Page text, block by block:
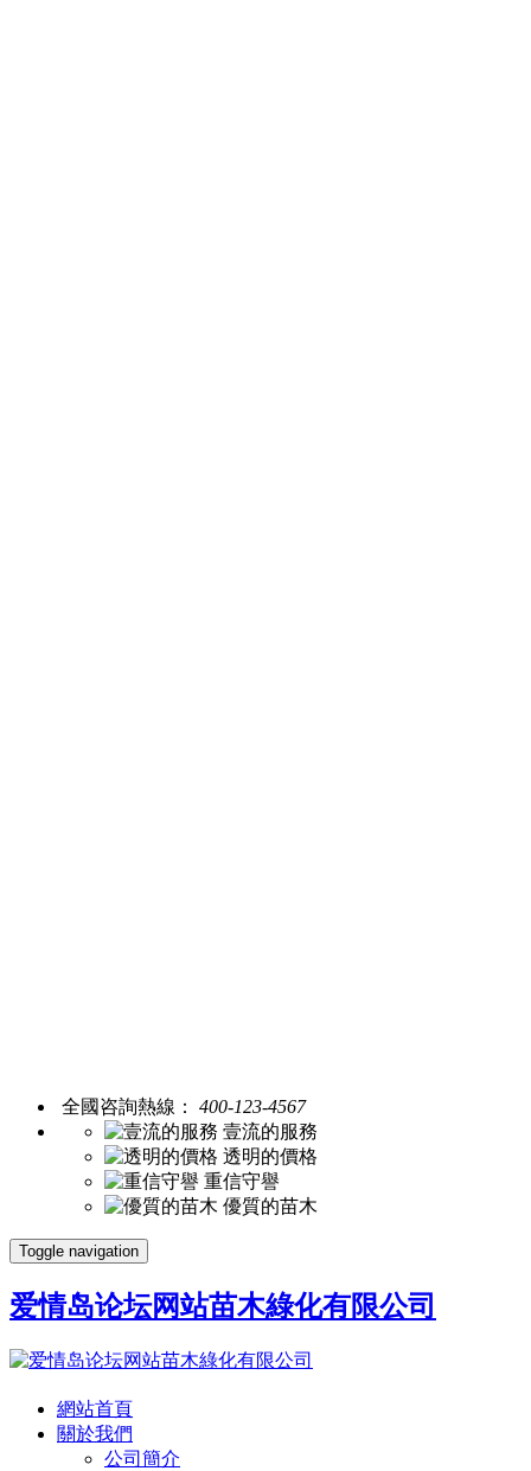
全國咨詢熱線： 400-123-4567
壹流的服務
透明的價格
重信守譽
優質的苗木
Toggle navigation
爱情岛论坛网站苗木綠化有限公司
網站首頁
關於我們
公司簡介